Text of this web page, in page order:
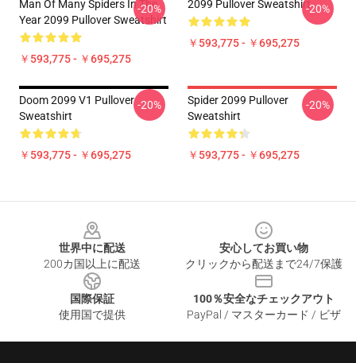
Man Of Many Spiders In The
Year 2099 Pullover Sweatshirt
￥593,775 - ￥695,275
-20% 2099 Pullover Sweatshirt
￥593,775 - ￥695,275
-20%
Doom 2099 V1 Pullover
Sweatshirt
￥593,775 - ￥695,275
-20%
Spider 2099 Pullover
Sweatshirt
￥593,775 - ￥695,275
-20%
世界中に配送
200カ国以上に配送
安心してお買い物
クリックから配送まで24/7保護
国際保証
使用国で提供
100％安全なチェックアウト
PayPal / マスターカード / ビザ